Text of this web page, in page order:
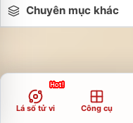
Chuyên mục khác
Lá số tử vi Công cụ